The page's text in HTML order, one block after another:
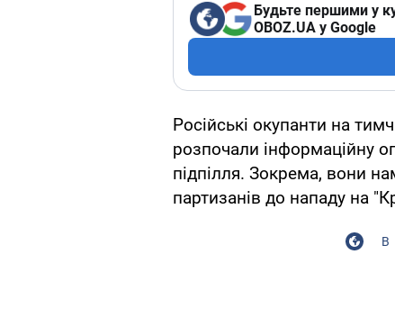
Будьте першими у
OBOZ.UA у Google
Російські окупанти на
розпочали інформаційну
підпілля. Зокрема, вони
партизанів до нападу на